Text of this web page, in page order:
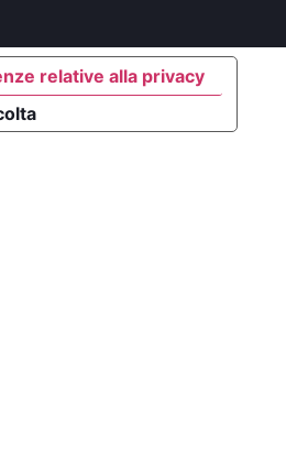
relative alla privacy